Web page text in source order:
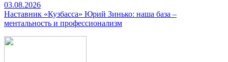
03.08.2026
Наставник «Кузбасса» Юрий Зинько: наша база –
ментальность и профессионализм